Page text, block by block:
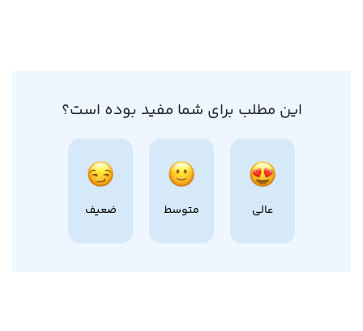
این مطلب برای شما مفید بوده است؟
عالی متوسط ضعیف